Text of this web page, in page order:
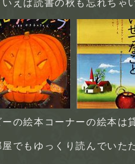
いえば読書の秋も忘れちゃ
ーの絵本コーナーの絵本は
屋でもゆっくり読んでいた